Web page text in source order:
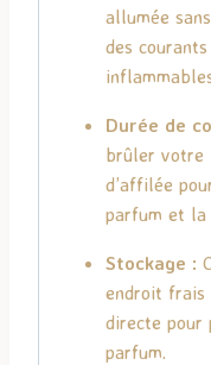
allumée
des
Durée de
brûler votre
d’affilée
parfum et la
Stockage :
endroit frais
directe pour
parfum.